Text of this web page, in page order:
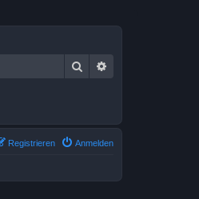
Suche
Anmelden
Registrieren